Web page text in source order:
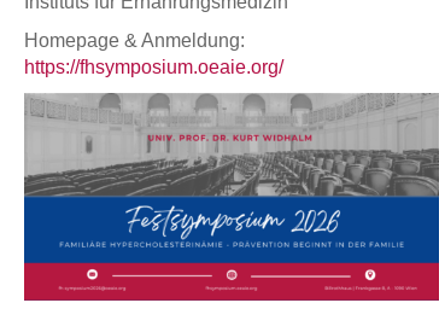
Homepage & Anmeldung:
https://fhsymposium.oeaie.org/